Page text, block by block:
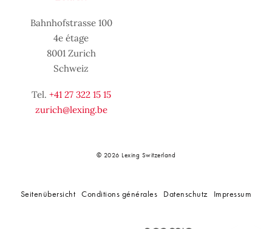
Bahnhofstrasse 100
4e étage
8001 Zurich
Schweiz
Tel. +41 27 322 15 15
zurich@lexing.be
© 2026 Lexing Switzerland
Seitenübersicht Conditions générales Datenschutz Impressum